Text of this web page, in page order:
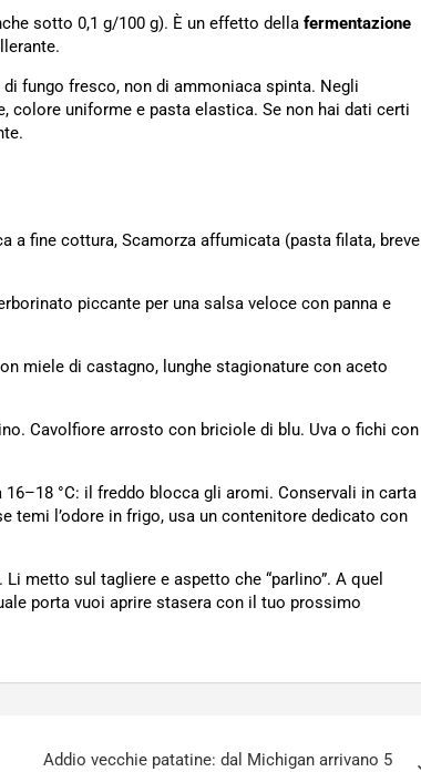
sotto 0,1 g/100 g). È un effetto della fermentazione
di fungo fresco, non di ammoniaca spinta. Negli
colore uniforme e pasta elastica. Se non hai dati certi
a fine cottura, Scamorza affumicata (pasta filata, breve
piccante per una salsa veloce con panna e
miele di castagno, lunghe stagionature con aceto
Cavolfiore arrosto con briciole di blu. Uva o fichi con
16–18 °C: il freddo blocca gli aromi. Conservali in carta
temi l’odore in frigo, usa un contenitore dedicato con
metto sul tagliere e aspetto che “parlino”. A quel
porta vuoi aprire stasera con il tuo prossimo
Addio vecchie patatine: dal Michigan arrivano 5